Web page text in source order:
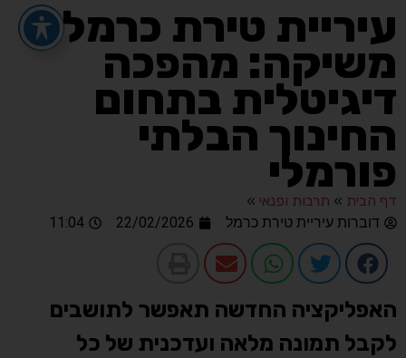
עיריית טירת כרמל
משיקה: מהפכה
דיגיטלית בתחום
החינוך הבלתי
פורמלי
דף הבית » תרבות ופנאי »
דוברות עיריית טירת כרמל
22/02/2026
11:04
האפליקציה החדשה תאפשר לתושבים
לקבל תמונה מלאה ועדכנית של כל